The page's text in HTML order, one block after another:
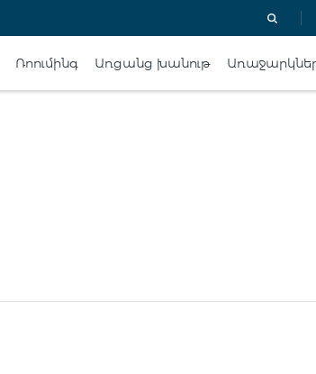
Ռոումինգ Առցանց խանութ